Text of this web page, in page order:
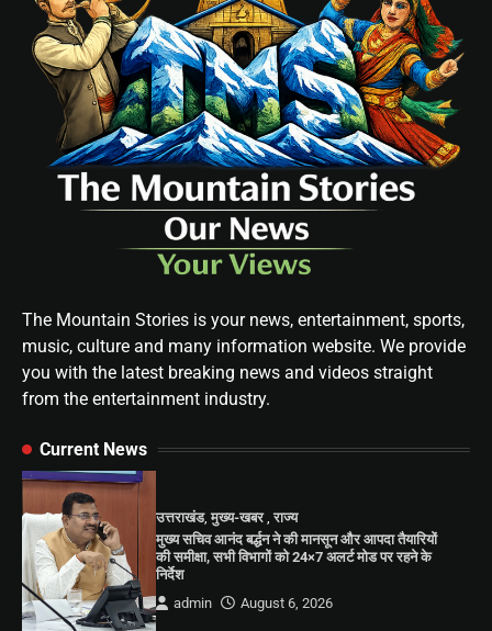
The Mountain Stories is your news, entertainment, sports,
music, culture and many information website. We provide
you with the latest breaking news and videos straight
from the entertainment industry.
Current News
उत्तराखंड,मुख्य-खबर,राज्य
मुख्य सचिव आनंद बर्द्धन ने की मानसून और आपदा तैयारियों
की समीक्षा, सभी विभागों को 24×7 अलर्ट मोड पर रहने के
निर्देश
admin
August 6, 2026